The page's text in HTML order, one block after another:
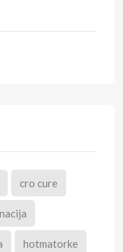
cro cure
hotmatorke